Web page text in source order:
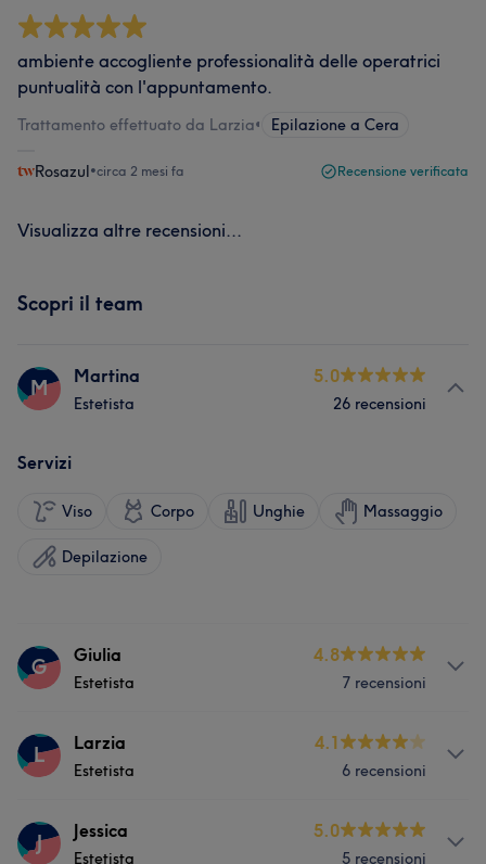
ambiente accogliente professionalità delle operatrici
puntualità con l'appuntamento.
Trattamento effettuato da Larzia• Epilazione a Cera
Rosazul•circa 2 mesi fa Recensione verificata
Visualizza altre recensioni...
Scopri il team
M Martina
Estetista
5.0
26 recensioni
Servizi
Viso Corpo Unghie Massaggio
Depilazione
G Giulia
Estetista
4.8
7 recensioni
Servizi
L Larzia
Estetista
4.1
6 recensioni
Servizi
J Jessica
Estetista
5.0
5 recensioni